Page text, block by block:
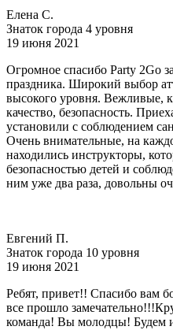
Елена С.
Знаток города 4 уровня
19 июня 2021
Огромное спасибо Party 2Go
праздника. Широкий выбор
высокого уровня. Вежливые,
качество, безопасность.
установили с соблюдением
Очень внимательные, на
находились инструкторы,
безопасностью детей и
ним уже два раза, довольны
Евгений П.
Знаток города 10 уровня
19 июня 2021
Ребят, привет!! Спасибо вам
все прошло
команда! Вы молодцы! Будем